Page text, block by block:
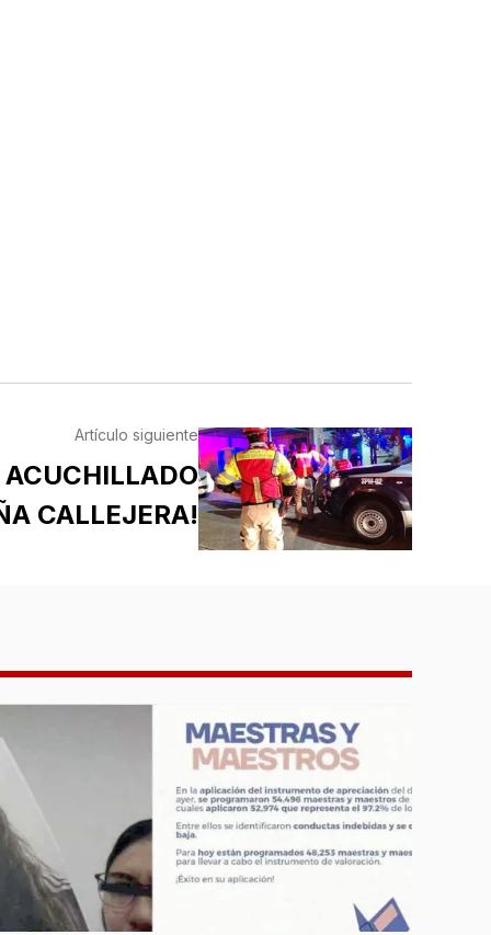
Artículo siguiente
ACUCHILLADO
CALLEJERA!